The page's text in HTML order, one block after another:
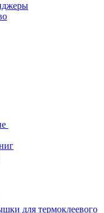
для термоклеевого